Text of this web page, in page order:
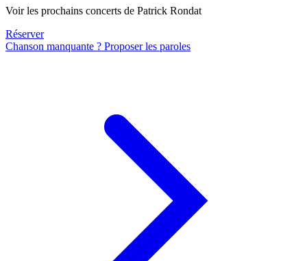
Voir les prochains concerts de Patrick Rondat
Réserver
Chanson manquante ? Proposer les paroles